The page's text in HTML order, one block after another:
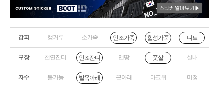
갑피 캥거루 소가죽 인조가죽 합성가죽 니트
구장 천연잔디 인조잔디 맨땅 풋살 실내
자수 불가능 발목아래 끈아래 마크위 미정